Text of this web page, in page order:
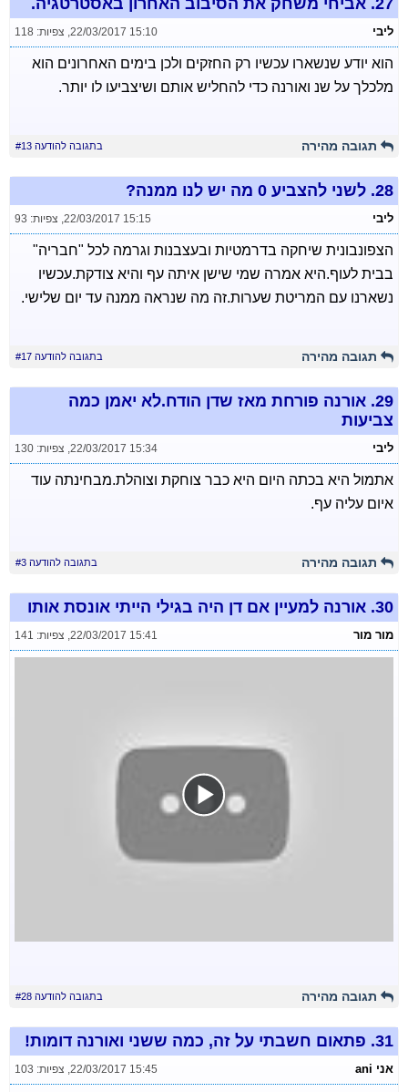
27. אביחי משחק את הסיבוב האחרון באסטרטגיה.
ליבי 22/03/2017 15:10
, צפיות: 118
הוא יודע שנשארו עכשיו רק החזקים ולכן בימים האחרונים הוא
מלכלך על שנ ואורנה כדי להחליש אותם ושיצביעו לו יותר.
תגובה מהירה בתגובה להודעה #13
28. לשני להצביע 0 מה יש לנו ממנה?
ליבי 22/03/2017 15:15
, צפיות: 93
הצפונבונית שיחקה בדרמטיות ובעצבנות וגרמה לכל "חבריה"
בבית לעוף.היא אמרה שמי שישן איתה עף והיא צודקת.עכשיו
נשארנו עם המריטת שערות.זה מה שנראה ממנה עד יום שלישי.
תגובה מהירה בתגובה להודעה #17
29. אורנה פורחת מאז שדן הודח.לא יאמן כמה
צביעות
ליבי 22/03/2017 15:34
, צפיות: 130
אתמול היא בכתה היום היא כבר צוחקת וצוהלת.מבחינתה עוד
איום עליה עף.
תגובה מהירה בתגובה להודעה #3
30. אורנה למעיין אם דן היה בגילי הייתי אונסת אותו
מור מור 22/03/2017 15:41
, צפיות: 141
תגובה מהירה בתגובה להודעה #28
31. פתאום חשבתי על זה, כמה ששני ואורנה דומות!
אני ani 22/03/2017 15:45
, צפיות: 103